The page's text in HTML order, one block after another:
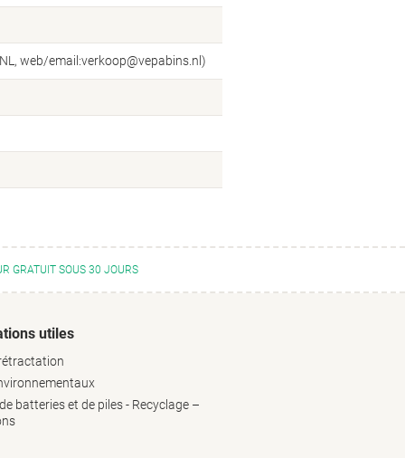
web/email:verkoop@vepabins.nl)
GRATUIT SOUS 30 JOURS
utiles
batteries et de piles - Recyclage –